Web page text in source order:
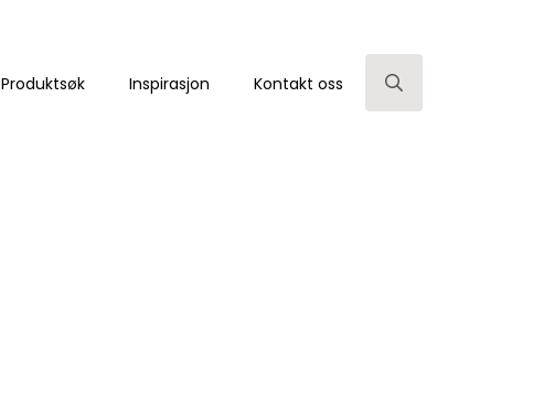
Produktsøk Inspirasjon Kontakt oss